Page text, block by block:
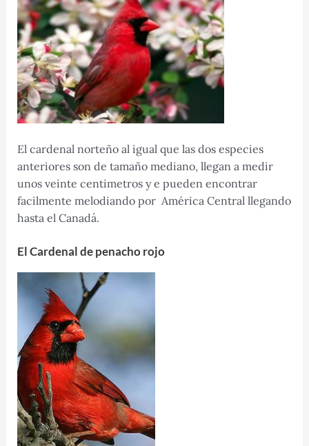
El cardenal norteño al igual que las dos especies
anteriores son de tamaño mediano, llegan a medir
unos veinte centimetros y e pueden encontrar
facilmente melodiando por América Central llegando
hasta el Canadá.
El Cardenal de penacho rojo